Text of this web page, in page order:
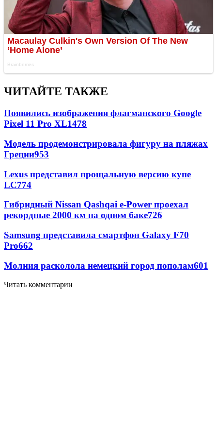
ЧИТАЙТЕ ТАКЖЕ
Появились изображения флагманского Google
Pixel 11 Pro XL1478
Модель продемонстрировала фигуру на пляжах
Греции953
Lexus представил прощальную версию купе
LC774
Гибридный Nissan Qashqai e-Power проехал
рекордные 2000 км на одном баке726
Samsung представила смартфон Galaxy F70
Pro662
Молния расколола немецкий город пополам601
Читать комментарии